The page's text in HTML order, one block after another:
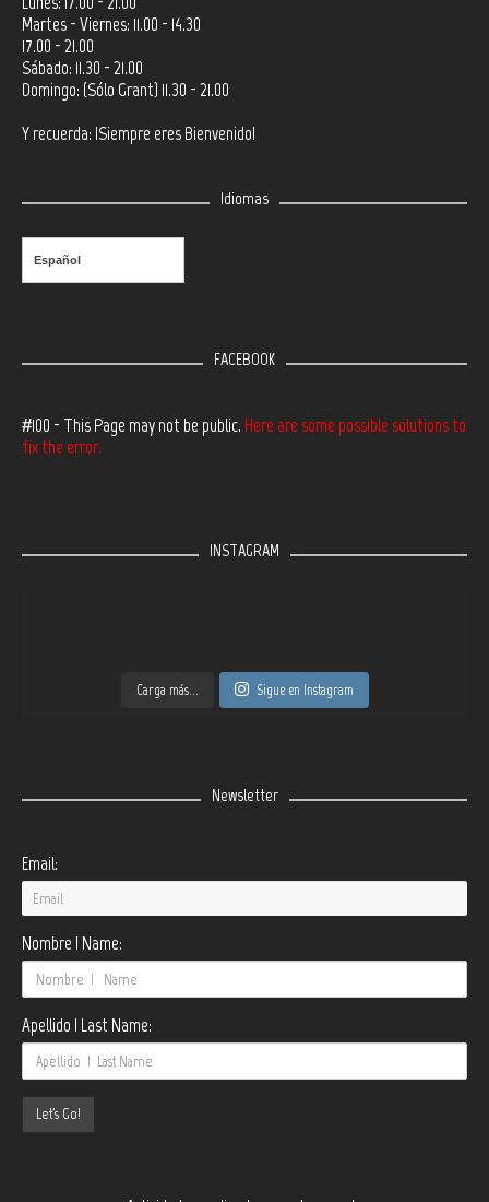
Martes - Viernes: 11.00 - 14.30
17.00 - 21.00
Sábado: 11.30 - 21.00
Domingo: (Sólo Grant) 11.30 - 21.00
Y recuerda: ¡Siempre eres Bienvenido!
Idiomas
Español
FACEBOOK
#100 - This Page may not be public. Here are some possible solutions to
fix the error.
INSTAGRAM
Carga más... Sigue en Instagram
Newsletter
Email:
Nombre | Name:
Apellido | Last Name: